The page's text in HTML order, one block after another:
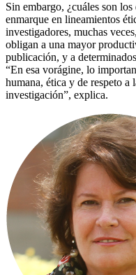
Sin embargo, ¿cuáles son
enmarque en lineamientos
investigadores, muchas
obligan a una mayor
publicación, y a
“En esa vorágine, lo
humana, ética y de respeto a
investigación”, explica.